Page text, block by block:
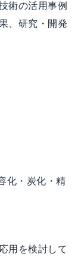
術の活用事例
、研究・開発
化・炭化・精
用を検討して